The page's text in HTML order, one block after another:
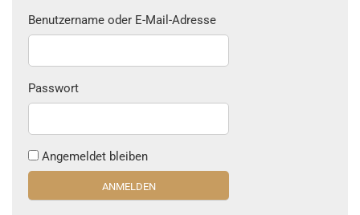
Benutzername oder E-Mail-Adresse
Passwort
Angemeldet bleiben